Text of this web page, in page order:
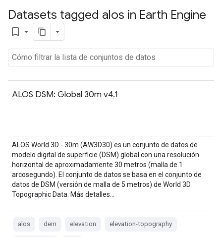
Datasets tagged alos in Earth Engine
bookmark_border
ALOS DSM: Global 30m v4.1
ALOS World 3D - 30m (AW3D30) es un conjunto de datos de
modelo digital de superficie (DSM) global con una resolución
horizontal de aproximadamente 30 metros (malla de 1
arcosegundo). El conjunto de datos se basa en el conjunto de
datos de DSM (versión de malla de 5 metros) de World 3D
Topographic Data. Más detalles…
alos dem elevation elevation-topography